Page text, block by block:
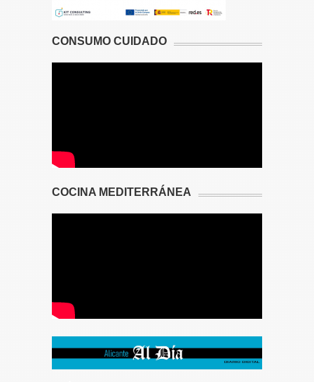
CONSUMO CUIDADO
COCINA MEDITERRÁNEA